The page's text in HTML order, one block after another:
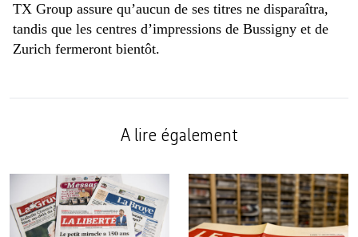
TX Group assure qu’aucun de ses titres ne disparaîtra,
tandis que les centres d’impressions de Bussigny et de
Zurich fermeront bientôt.
A lire également